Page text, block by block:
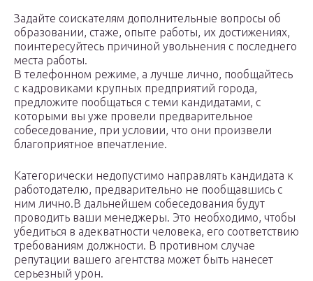
Задайте соискателям дополнительные вопросы об
образовании, стаже, опыте работы, их достижениях,
поинтересуйтесь причиной увольнения с последнего
места работы.
В телефонном режиме, а лучше лично, пообщайтесь
с кадровиками крупных предприятий города,
предложите пообщаться с теми кандидатами, с
которыми вы уже провели предварительное
собеседование, при условии, что они произвели
благоприятное впечатление.
Категорически недопустимо направлять кандидата к
работодателю, предварительно не пообщавшись с
ним лично.В дальнейшем собеседования будут
проводить ваши менеджеры. Это необходимо, чтобы
убедиться в адекватности человека, его соответствию
требованиям должности. В противном случае
репутации вашего агентства может быть нанесет
серьезный урон.